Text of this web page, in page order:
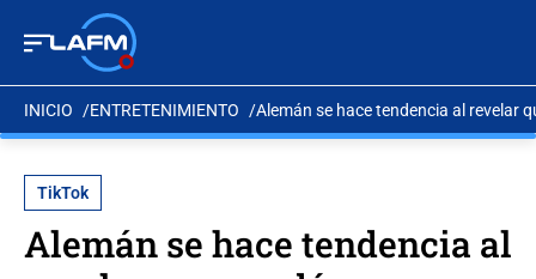
INICIO ENTRETENIMIENTO Alemán se hace tendencia al revelar
TikTok
Alemán se hace tendencia al